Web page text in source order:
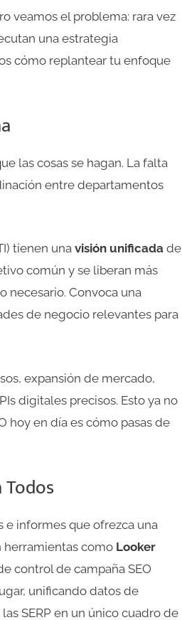
veamos el problema: rara vez
una estrategia
cómo replantear tu enfoque
las cosas se hagan. La falta
entre departamentos
tienen una visión unificada de
común y se liberan más
necesario. Convoca una
de negocio relevantes para
expansión de mercado,
digitales precisos. Esto ya no
hoy en día es cómo pasas de
e informes que ofrezca una
herramientas como Looker
control de campaña SEO
unificando datos de
SERP en un único cuadro de